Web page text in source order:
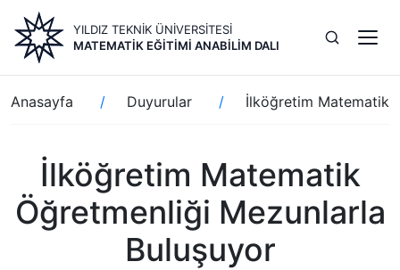
içeriğe
atla
YILDIZ TEKNİK ÜNİVERSİTESİ
MATEMATIK EĞITIMI ANABILIM DALI
Sayfa
yolu
Anasayfa Duyurular İlköğretim Matematik
İlköğretim Matematik
Öğretmenliği Mezunlarla
Buluşuyor